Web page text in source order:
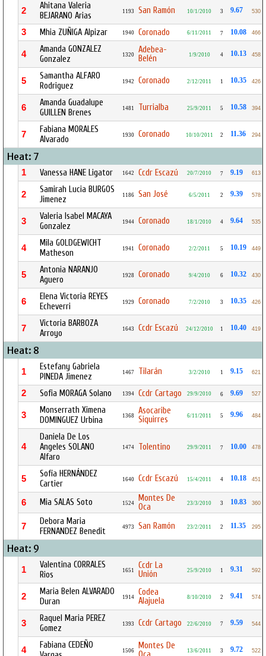
2
Ahitana Valeria
BEJARANO Arias
1193 San Ramón 10/1/2010 3 9.67 530
3 Mhia ZUÑIGA Alpizar 1940 Coronado 6/11/2011 7 10.08 466
4
Amanda GONZALEZ
Gonzalez
1320
Adebea-
Belén
1/9/2010 4 10.13 458
5
Samantha ALFARO
Rodriguez
1942 Coronado 2/12/2011 1 10.35 426
6
Amanda Guadalupe
GUILLEN Brenes
1481 Turrialba 25/9/2011 5 10.58 394
7
Fabiana MORALES
Alvarado
1930 Coronado 10/10/2011 2 11.36 294
Heat: 7
1 Vanessa HANE Ligator 1642 Ccdr Escazú 20/7/2010 7 9.19 613
2
Samirah Lucia BURGOS
Jimenez
1186 San José 6/5/2011 2 9.39 578
3
Valeria Isabel MACAYA
Gonzalez
1944 Coronado 18/1/2010 4 9.64 535
4
Mila GOLDGEWICHT
Matheson
1941 Coronado 2/2/2011 5 10.19 449
5
Antonia NARANJO
Aguero
1928 Coronado 9/4/2010 6 10.32 430
6
Elena Victoria REYES
Echeverri
1929 Coronado 7/2/2010 3 10.35 426
7
Victoria BARBOZA
Arroyo
1643 Ccdr Escazú 24/12/2010 1 10.40 419
Heat: 8
1
Estefany Gabriela
PINEDA Jimenez
1467 Tilarán 3/2/2010 1 9.15 621
2 Sofia MORAGA Solano 1394 Ccdr Cartago 29/9/2010 6 9.69 527
3
Monserrath Ximena
DOMINGUEZ Urbina
1368
Asocaribe
Siquirres
6/11/2011 5 9.96 484
4
Daniela De Los
Angeles SOLANO
Alfaro
1474 Tolentino 29/9/2011 7 10.00 478
5
Sofía HERNÁNDEZ
Cartier
1640 Ccdr Escazú 15/4/2011 4 10.18 451
6 Mia SALAS Soto 1524
Montes De
Oca
23/3/2010 3 10.83 360
7
Debora Maria
FERNANDEZ Benedit
4973 San Ramón 23/2/2011 2 11.35 295
Heat: 9
1
Valentina CORRALES
Rios
1651
Ccdr La
Unión
25/9/2010 1 9.31 592
2
Maria Belen ALVARADO
Duran
1914
Codea
Alajuela
8/10/2010 2 9.41 574
3
Raquel Maria PEREZ
Gomez
1393 Ccdr Cartago 22/6/2010 7 9.59 544
4
Fabiana CEDEÑO
1506
Montes De
13/6/2011 3 9.72 522